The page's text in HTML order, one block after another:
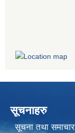
सूचनाहरु
सूचना तथा समाचार